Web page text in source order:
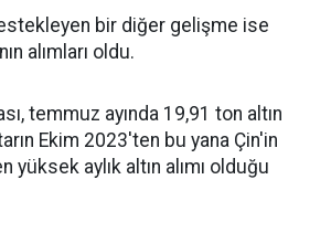
bir diğer gelişme ise
alımları oldu.
temmuz ayında 19,91 ton altın
Ekim 2023'ten bu yana Çin'in
aylık altın alımı olduğu